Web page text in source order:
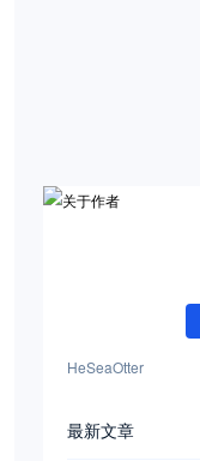
HeSeaOtter
最新文章